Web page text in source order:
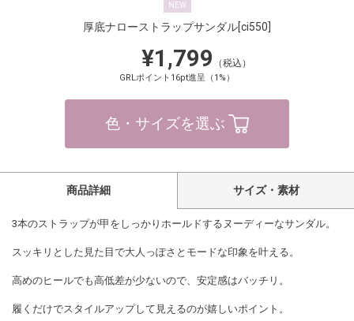
NEW
厚底ナローストラップサンダル[ci550]
¥1,799 （税込）
GRLポイント16pt進呈（1%）
色・サイズを選ぶ
商品詳細 サイズ・素材
3本のストラップが甲をしっかりホールドするヌーディーなサンダル。
スッキリとした見た目で大人っぽさとモードな印象を叶える。
高めのヒールでも高低差が少ないので、安定感はバッチリ。
履くだけでスタイルアップして見えるのが嬉しいポイント。